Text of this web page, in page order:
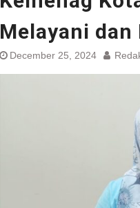
Melayani dan
December 25, 2024